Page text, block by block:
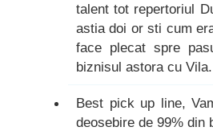
talent tot repertoriul
astia doi or sti cum
face plecat spre
biznisul astora cu
Best pick up line,
deosebire de 99% din